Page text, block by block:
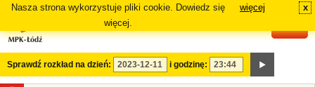
Nasza strona wykorzystuje pliki cookie. Dowiedz się
więcej.
więcej x
Sprawdź rozkład na dzień: i godzinę: